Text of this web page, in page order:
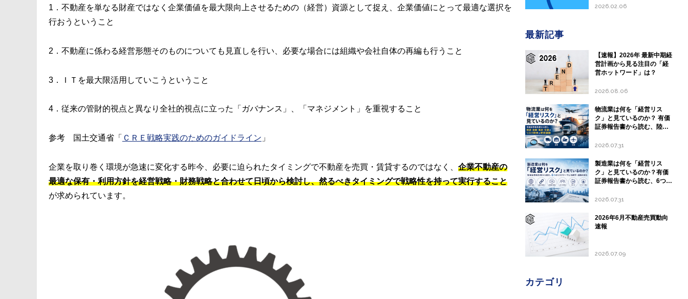
1．不動産を単なる財産ではなく企業価値を最大限向上させるための（経営）資源として捉え、企業価値にとって最適な選択を
行おうということ
2．不動産に係わる経営形態そのものについても見直しを行い、必要な場合には組織や会社自体の再編も行うこと
3．ＩＴを最大限活用していこうということ
4．従来の管財的視点と異なり全社的視点に立った「ガバナンス」、「マネジメント」を重視すること
参考 国土交通省「 ＣＲＥ戦略実践のためのガイドライン 」
企業を取り巻く環境が急速に変化する昨今、必要に迫られたタイミングで不動産を売買・賃貸するのではなく、 企業不動産の
最適な保有・利用方針を経営戦略・財務戦略と合わせて日頃から検討し、然るべきタイミングで戦略性を持って実行すること
が求められています。
2026.02.06
最新記事
【速報】2026年 最新中期経
営計画から見る注目の「経
営ホットワード」は？
2026.08.06
物流業は何を「経営リス
ク」と見ているのか？ 有価
証券報告書から読む、陸
スク開示と経営課題
2026.07.31
製造業は何を「経営リス
ク」と見ているのか？有価
証券報告書から読む、6つの
商の変化
2026.07.31
2026年6月不動産売買動向
速報
2026.07.09
カテゴリ